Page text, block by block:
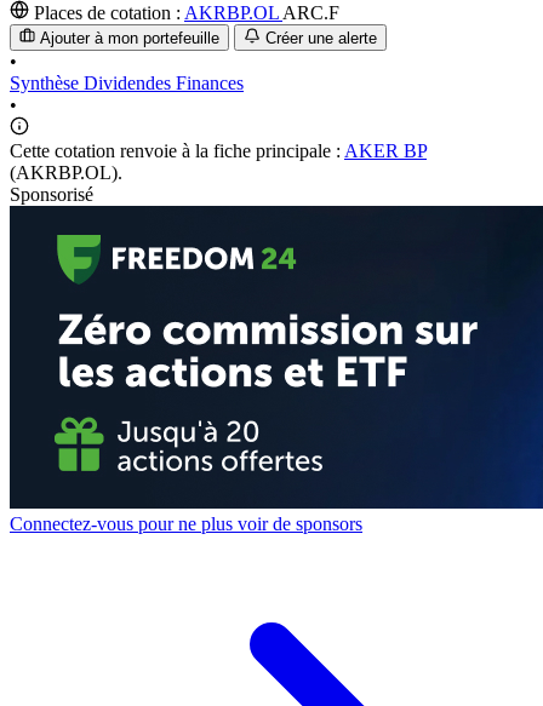
Places de cotation : AKRBP.OL ARC.F
Ajouter à mon portefeuille Créer une alerte
•
Synthèse Dividendes Finances
•
Cette cotation renvoie à la fiche principale : AKER BP
(AKRBP.OL).
Sponsorisé
Connectez-vous pour ne plus voir de sponsors